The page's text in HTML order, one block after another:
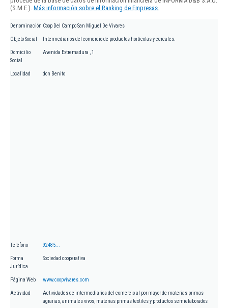
(S.M.E.). Más información sobre el Ranking de Empresas.
Denominación Coop Del Campo San Miguel De Vivares
Objeto Social Intermediarios del comercio de productos hortícolas y cereales.
Domicilio
Social
Avenida Extremadura , 1
Localidad don Benito
Teléfono 92485...
Forma
Jurídica
Sociedad cooperativa
Página Web www.coopvivares.com
Actividad
Actividades de intermediarios del comercio al por mayor de materias primas
agrarias, animales vivos, materias primas textiles y productos semielaborados